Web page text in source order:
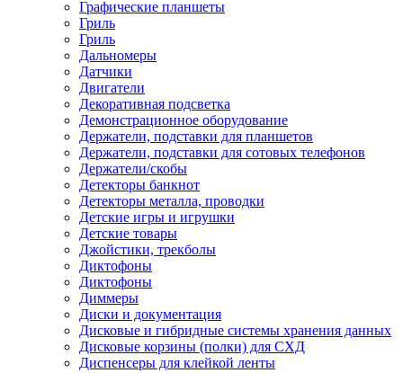
Графические планшеты
Гриль
Гриль
Дальномеры
Датчики
Двигатели
Декоративная подсветка
Демонстрационное оборудование
Держатели, подставки для планшетов
Держатели, подставки для сотовых телефонов
Держатели/скобы
Детекторы банкнот
Детекторы металла, проводки
Детские игры и игрушки
Детские товары
Джойстики, трекболы
Диктофоны
Диктофоны
Диммеры
Диски и документация
Дисковые и гибридные системы хранения данных
Дисковые корзины (полки) для СХД
Диспенсеры для клейкой ленты